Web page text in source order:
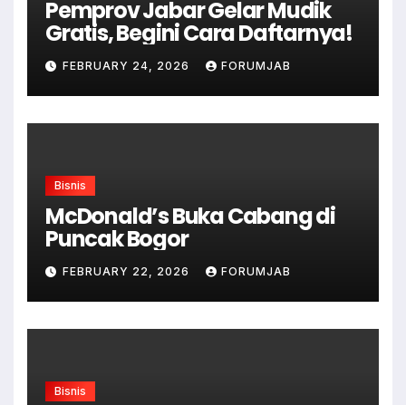
Pemprov Jabar Gelar Mudik
Gratis, Begini Cara Daftarnya!
FEBRUARY 24, 2026 FORUMJAB
Bisnis
McDonald’s Buka Cabang di
Puncak Bogor
FEBRUARY 22, 2026 FORUMJAB
Bisnis